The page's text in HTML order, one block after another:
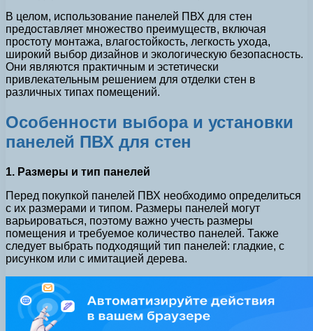
В целом, использование панелей ПВХ для стен
предоставляет множество преимуществ, включая
простоту монтажа, влагостойкость, легкость ухода,
широкий выбор дизайнов и экологическую безопасность.
Они являются практичным и эстетически
привлекательным решением для отделки стен в
различных типах помещений.
Особенности выбора и установки
панелей ПВХ для стен
1. Размеры и тип панелей
Перед покупкой панелей ПВХ необходимо определиться
с их размерами и типом. Размеры панелей могут
варьироваться, поэтому важно учесть размеры
помещения и требуемое количество панелей. Также
следует выбрать подходящий тип панелей: гладкие, с
рисунком или с имитацией дерева.